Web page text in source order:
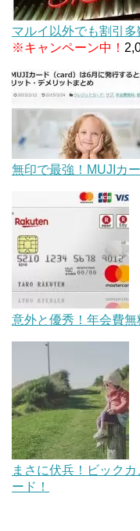
マルイ以外でも割引
※キャンペーン中！
無印で最強！MUJIカ
意外と優秀！年会費
まさに伏兵！ビック
ード！